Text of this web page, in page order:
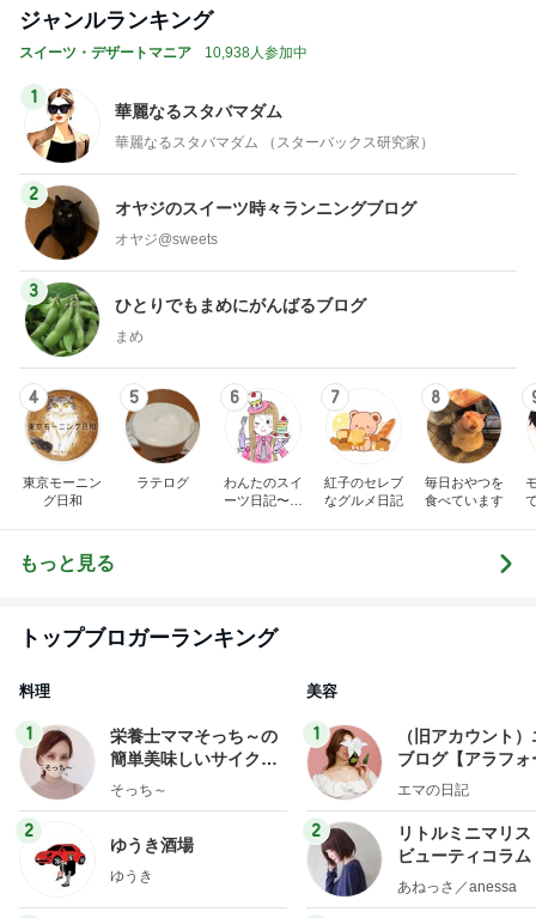
ジャンルランキング
スイーツ・デザートマニア 10,938人参加中
1
華麗なるスタバマダム
華麗なるスタバマダム （スターバックス研究家）
2
オヤジのスイーツ時々ランニングブログ
オヤジ@sweets
3
ひとりでもまめにがんばるブログ
まめ
4
東京モーニン
グ日和
5
ラテログ
6
わんたのスイ
ーツ日記〜小
7
紅子のセレブ
なグルメ日記
8
毎日おやつを
食べています
もっと見る
トップブロガーランキング
料理
1
栄養士ママそっち～の
簡単美味しいサイクル
献立
そっち～
2
ゆうき酒場
ゆうき
美容
1
（旧アカウント
ブログ【アラフォ
社売却セカンドラ
エマの日記
2
リトルミニマリス
ビューティコラ
little
あねっさ／anessa